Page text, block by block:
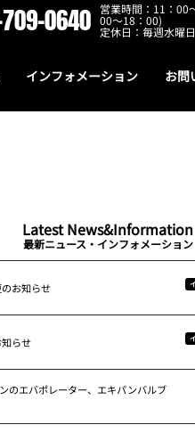
0640 営業時間：11：00
00～18：00)
定休日：毎週水曜
インフォメーション お問
Latest News&Information
最新ニュース・インフォメーション
お知らせ
らせ
のエバポレーター、エキパンバルブ